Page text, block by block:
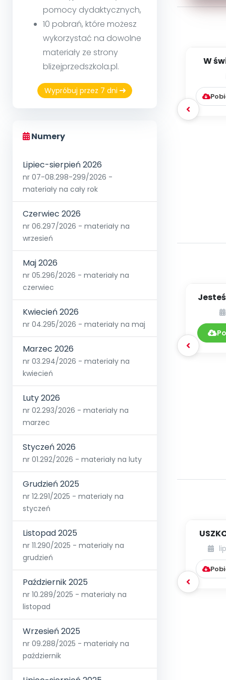
pomocy dydaktycznych,
10 pobrań, które możesz
wykorzystać na dowolne
materiały ze strony
blizejprzedszkola.pl.
Wypróbuj przez 7 dni
Numery
Lipiec-sierpień 2026
nr 07-08.298-299/2026 -
materiały na cały rok
Czerwiec 2026
nr 06.297/2026 - materiały na
wrzesień
Maj 2026
nr 05.296/2026 - materiały na
czerwiec
Kwiecień 2026
nr 04.295/2026 - materiały na maj
Marzec 2026
nr 03.294/2026 - materiały na
kwiecień
Luty 2026
nr 02.293/2026 - materiały na
marzec
Styczeń 2026
nr 01.292/2026 - materiały na luty
Grudzień 2025
nr 12.291/2025 - materiały na
styczeń
Listopad 2025
nr 11.290/2025 - materiały na
grudzień
Październik 2025
nr 10.289/2025 - materiały na
listopad
Wrzesień 2025
nr 09.288/2025 - materiały na
październik
W
68]